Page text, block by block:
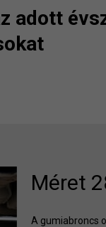
adott
Méret
A gumiabroncs